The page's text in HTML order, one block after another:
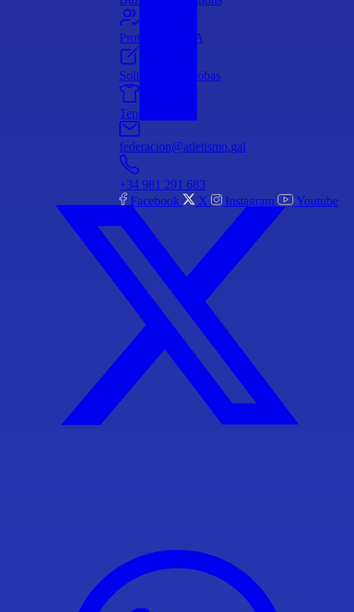
Protección NNA
Solicitude de probas
Tenda online
federacion@atletismo.gal
+34 981 291 683
Facebook
X Instagram Youtube